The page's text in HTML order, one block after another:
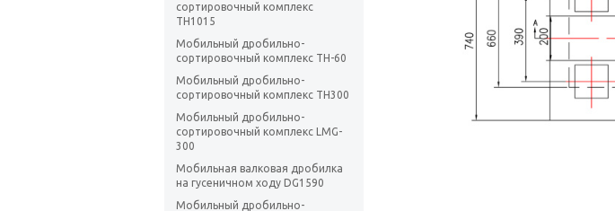
сортировочный комплекс
TH1015
Мобильный дробильно-
сортировочный комплекс TH-60
Мобильный дробильно-
сортировочный комплекс TH300
Мобильный дробильно-
сортировочный комплекс LMG-
300
Мобильная валковая дробилка
на гусеничном ходу DG1590
Мобильный дробильно-